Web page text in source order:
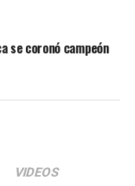
se coronó campeón
VIDEOS